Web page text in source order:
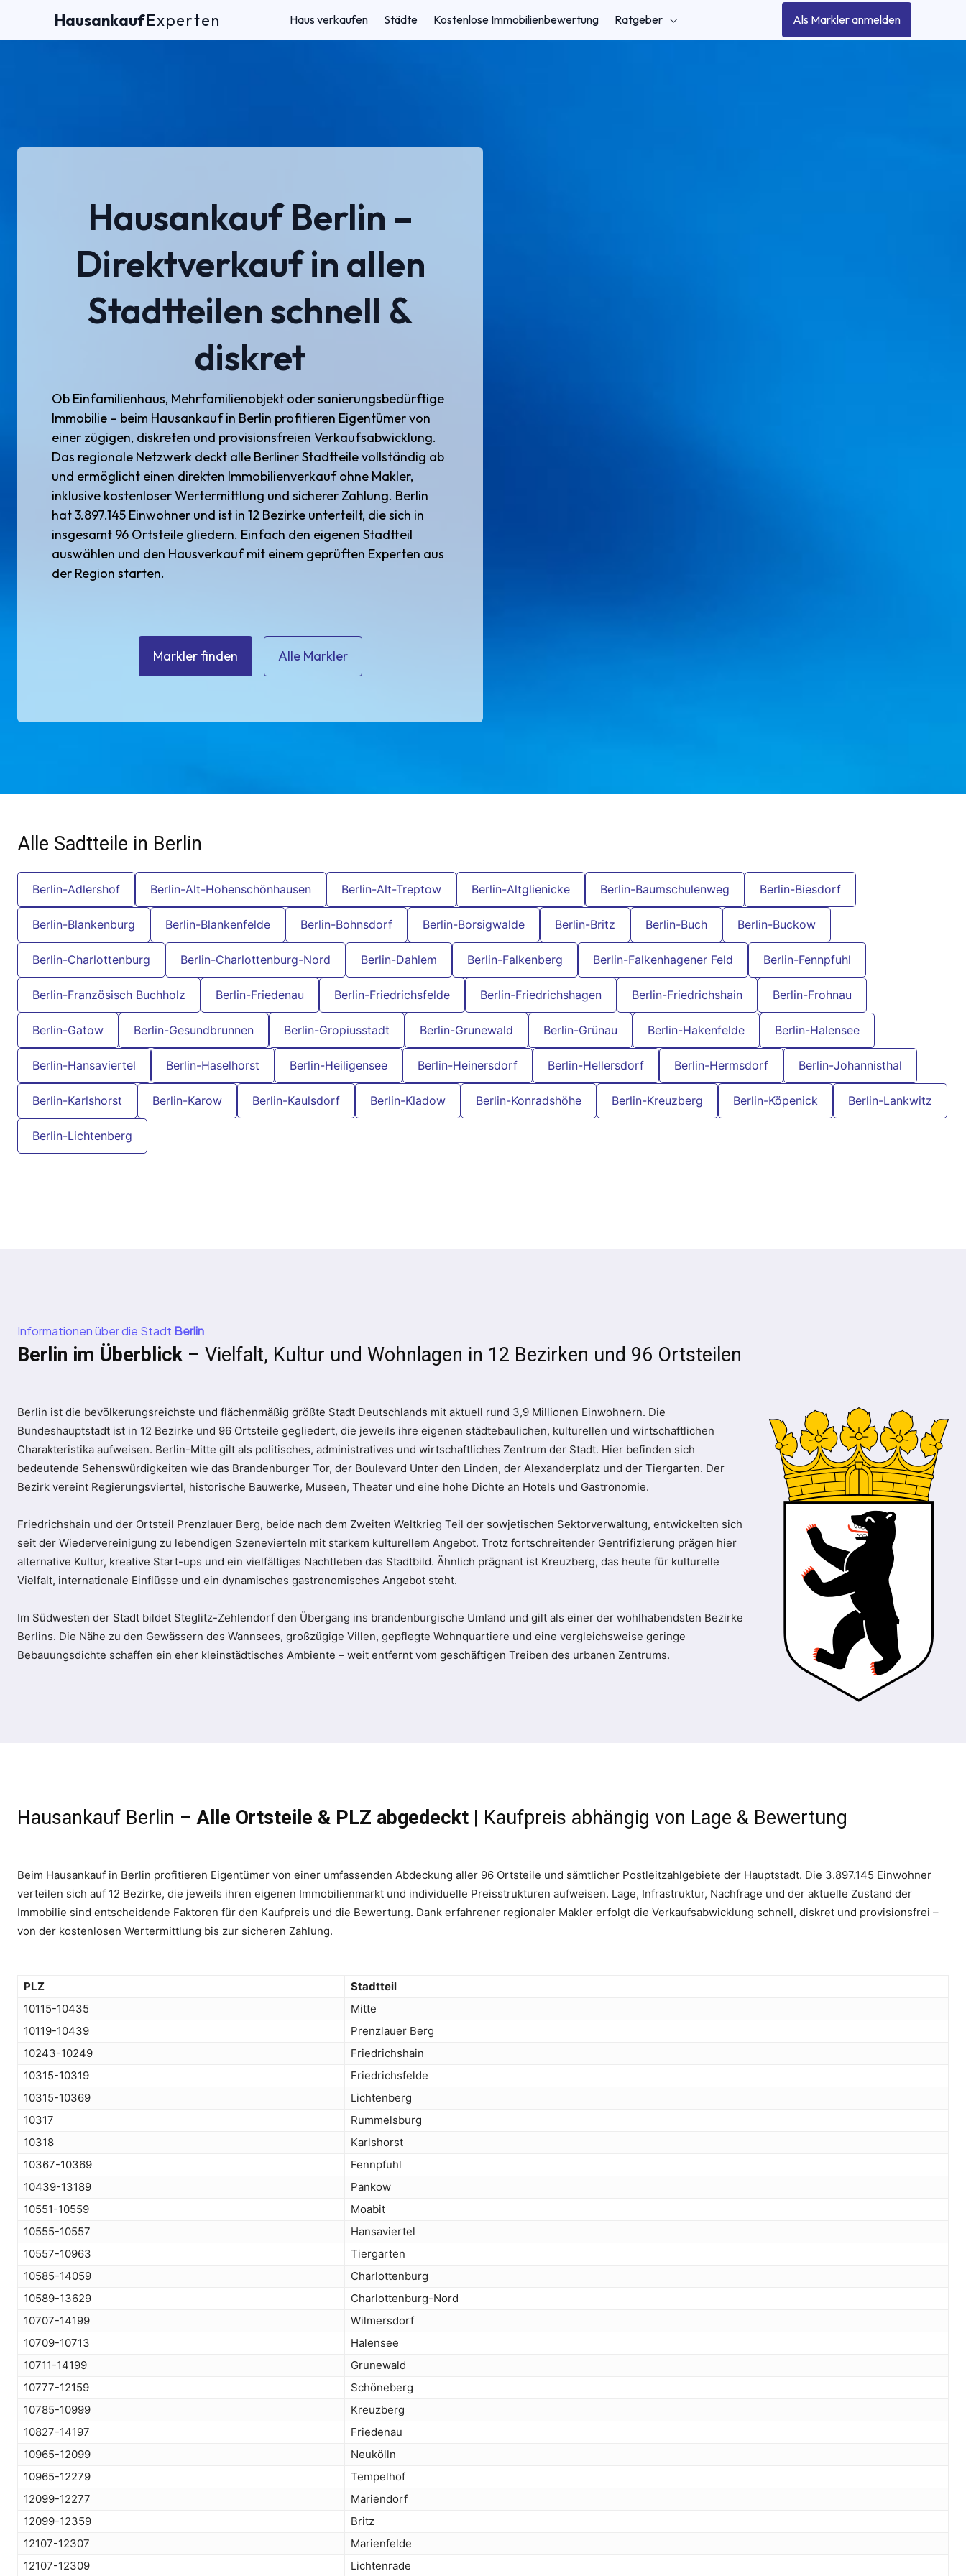
HausankaufExperten Haus verkaufen Städte Kostenlose Immobilienbewertung Ratgeber Als Markler anmelden
Hausankauf Berlin –
Direktverkauf in allen
Stadtteilen schnell &
diskret
Ob Einfamilienhaus, Mehrfamilienobjekt oder sanierungsbedürftige
Immobilie – beim Hausankauf in Berlin profitieren Eigentümer von
einer zügigen, diskreten und provisionsfreien Verkaufsabwicklung.
Das regionale Netzwerk deckt alle Berliner Stadtteile vollständig ab
und ermöglicht einen direkten Immobilienverkauf ohne Makler,
inklusive kostenloser Wertermittlung und sicherer Zahlung. Berlin
hat 3.897.145 Einwohner und ist in 12 Bezirke unterteilt, die sich in
insgesamt 96 Ortsteile gliedern. Einfach den eigenen Stadtteil
auswählen und den Hausverkauf mit einem geprüften Experten aus
der Region starten.
Markler finden Alle Markler
Alle Sadtteile in Berlin
Berlin-Adlershof Berlin-Alt-Hohenschönhausen Berlin-Alt-Treptow Berlin-Altglienicke Berlin-Baumschulenweg Berlin-Biesdorf
Berlin-Blankenburg Berlin-Blankenfelde Berlin-Bohnsdorf Berlin-Borsigwalde Berlin-Britz Berlin-Buch Berlin-Buckow
Berlin-Charlottenburg Berlin-Charlottenburg-Nord Berlin-Dahlem Berlin-Falkenberg Berlin-Falkenhagener Feld Berlin-Fennpfuhl
Berlin-Französisch Buchholz Berlin-Friedenau Berlin-Friedrichsfelde Berlin-Friedrichshagen Berlin-Friedrichshain Berlin-Frohnau
Berlin-Gatow Berlin-Gesundbrunnen Berlin-Gropiusstadt Berlin-Grunewald Berlin-Grünau Berlin-Hakenfelde Berlin-Halensee
Berlin-Hansaviertel Berlin-Haselhorst Berlin-Heiligensee Berlin-Heinersdorf Berlin-Hellersdorf Berlin-Hermsdorf Berlin-Johannisthal
Berlin-Karlshorst Berlin-Karow Berlin-Kaulsdorf Berlin-Kladow Berlin-Konradshöhe Berlin-Kreuzberg Berlin-Köpenick Berlin-Lankwitz
Berlin-Lichtenberg
Informationen über die Stadt Berlin
Berlin im Überblick – Vielfalt, Kultur und Wohnlagen in 12 Bezirken und 96 Ortsteilen
Berlin ist die bevölkerungsreichste und flächenmäßig größte Stadt Deutschlands mit aktuell rund 3,9 Millionen Einwohnern. Die
Bundeshauptstadt ist in 12 Bezirke und 96 Ortsteile gegliedert, die jeweils ihre eigenen städtebaulichen, kulturellen und wirtschaftlichen
Charakteristika aufweisen. Berlin-Mitte gilt als politisches, administratives und wirtschaftliches Zentrum der Stadt. Hier befinden sich
bedeutende Sehenswürdigkeiten wie das Brandenburger Tor, der Boulevard Unter den Linden, der Alexanderplatz und der Tiergarten. Der
Bezirk vereint Regierungsviertel, historische Bauwerke, Museen, Theater und eine hohe Dichte an Hotels und Gastronomie.
Friedrichshain und der Ortsteil Prenzlauer Berg, beide nach dem Zweiten Weltkrieg Teil der sowjetischen Sektorverwaltung, entwickelten sich
seit der Wiedervereinigung zu lebendigen Szenevierteln mit starkem kulturellem Angebot. Trotz fortschreitender Gentrifizierung prägen hier
alternative Kultur, kreative Start-ups und ein vielfältiges Nachtleben das Stadtbild. Ähnlich prägnant ist Kreuzberg, das heute für kulturelle
Vielfalt, internationale Einflüsse und ein dynamisches gastronomisches Angebot steht.
Im Südwesten der Stadt bildet Steglitz-Zehlendorf den Übergang ins brandenburgische Umland und gilt als einer der wohlhabendsten Bezirke
Berlins. Die Nähe zu den Gewässern des Wannsees, großzügige Villen, gepflegte Wohnquartiere und eine vergleichsweise geringe
Bebauungsdichte schaffen ein eher kleinstädtisches Ambiente – weit entfernt vom geschäftigen Treiben des urbanen Zentrums.
Hausankauf Berlin –Alle Ortsteile & PLZ abgedeckt | Kaufpreis abhängig von Lage & Bewertung
Beim Hausankauf in Berlin profitieren Eigentümer von einer umfassenden Abdeckung aller 96 Ortsteile und sämtlicher Postleitzahlgebiete der Hauptstadt. Die 3.897.145 Einwohner
verteilen sich auf 12 Bezirke, die jeweils ihren eigenen Immobilienmarkt und individuelle Preisstrukturen aufweisen. Lage, Infrastruktur, Nachfrage und der aktuelle Zustand der
Immobilie sind entscheidende Faktoren für den Kaufpreis und die Bewertung. Dank erfahrener regionaler Makler erfolgt die Verkaufsabwicklung schnell, diskret und provisionsfrei –
von der kostenlosen Wertermittlung bis zur sicheren Zahlung.
PLZ
Stadtteil
10115-10435
Mitte
10119-10439
Prenzlauer Berg
10243-10249
Friedrichshain
10315-10319
Friedrichsfelde
10315-10369
Lichtenberg
10317
Rummelsburg
10318
Karlshorst
10367-10369
Fennpfuhl
10439-13189
Pankow
10551-10559
Moabit
10555-10557
Hansaviertel
10557-10963
Tiergarten
10585-14059
Charlottenburg
10589-13629
Charlottenburg-Nord
10707-14199
Wilmersdorf
10709-10713
Halensee
10711-14199
Grunewald
10777-12159
Schöneberg
10785-10999
Kreuzberg
10827-14197
Friedenau
10965-12099
Neukölln
10965-12279
Tempelhof
12099-12277
Mariendorf
12099-12359
Britz
12107-12307
Marienfelde
12107-12309
Lichtenrade